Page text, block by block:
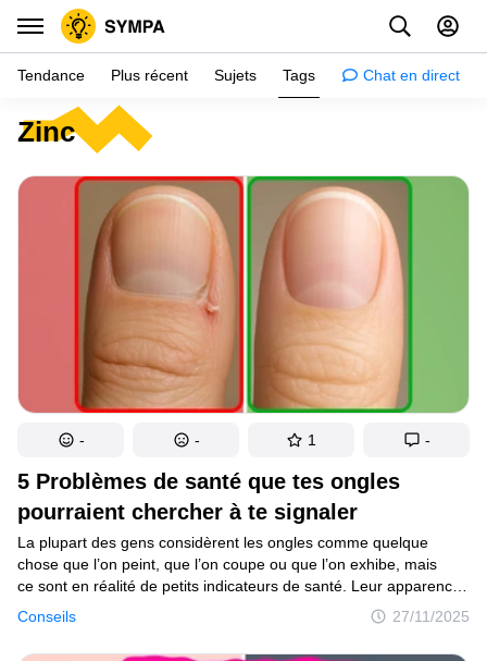
Zinc
5 Problèmes de santé que tes ongles
pourraient chercher à te signaler
Conseils 27/11/2025
La plupart des gens considèrent les ongles comme quelque
chose que l’on peint, que l’on coupe ou que l’on exhibe, mais
ce sont en réalité de petits indicateurs de santé. Leur apparence
et leur façon de pousser peuvent t’en dire long sur ce qui
se passe à l’intérieur de ton corps, parfois même avant que
tu ne ressentes le moindre symptôme. Une fois que
- - 1 -
Tendance Plus récent Sujets Tags Chat en direct
Inspiration
Psychologie
Couple
Éducation
Création
Maison